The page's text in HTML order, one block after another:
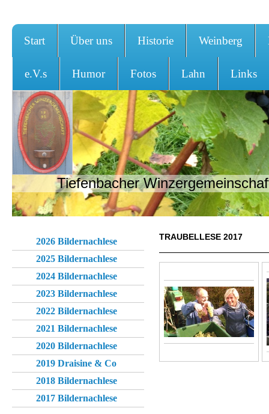
Start Über uns Historie Weinberg
e.V.s Humor Fotos Lahn Links
Tiefenbacher
2026 Bildernachlese
2025 Bildernachlese
2024 Bildernachlese
2023 Bildernachlese
2022 Bildernachlese
2021 Bildernachlese
2020 Bildernachlese
2019 Draisine & Co
2018 Bildernachlese
2017 Bildernachlese
TRAUBELLESE 2017